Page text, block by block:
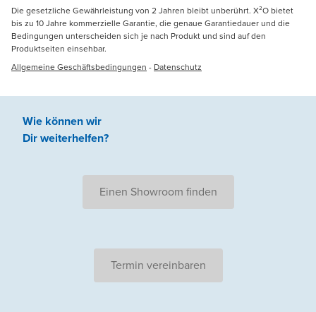
Die gesetzliche Gewährleistung von 2 Jahren bleibt unberührt. X²O bietet
bis zu 10 Jahre kommerzielle Garantie, die genaue Garantiedauer und die
Bedingungen unterscheiden sich je nach Produkt und sind auf den
Produktseiten einsehbar.
Allgemeine Geschäftsbedingungen - Datenschutz
Wie können wir
Dir weiterhelfen?
Einen Showroom finden
Termin vereinbaren